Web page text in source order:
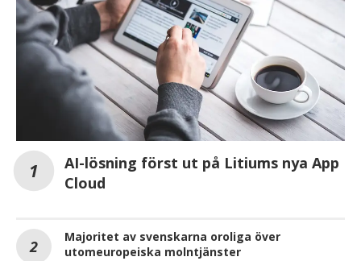
AI-lösning först ut på Litiums nya App
Cloud
Majoritet av svenskarna oroliga över
utomeuropeiska molntjänster